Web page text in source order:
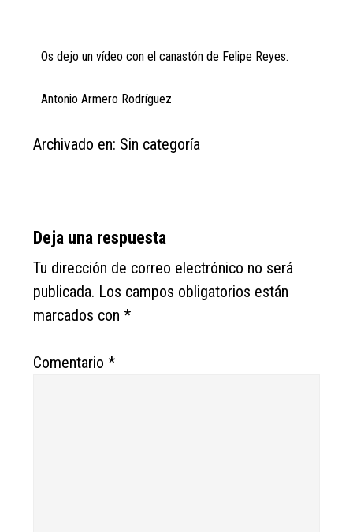
Os dejo un vídeo con el canastón de Felipe Reyes.
Antonio Armero Rodríguez
Archivado en: Sin categoría
Reader
Interactions
Deja una respuesta
Tu dirección de correo electrónico no será
publicada. Los campos obligatorios están
marcados con*
Comentario*